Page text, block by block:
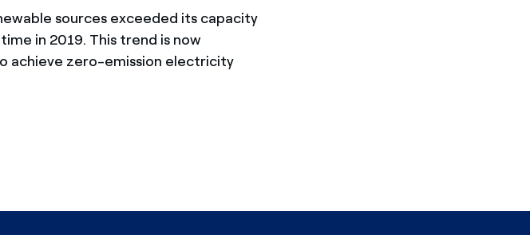
sources exceeded its capacity
in 2019. This trend is now
achieve zero-emission electricity